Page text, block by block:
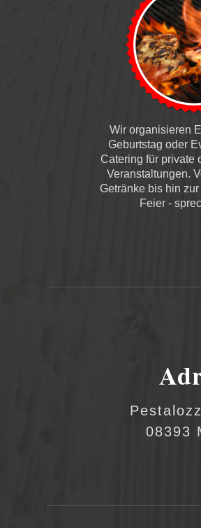
Wir organisieren
Geburtstag oder
Catering für private
Veranstaltungen.
Getränke bis hin
Feier -
08393